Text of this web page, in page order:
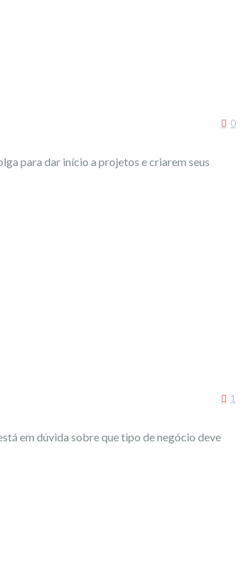
0
para dar início a projetos e criarem seus
1
em dúvida sobre que tipo de negócio deve